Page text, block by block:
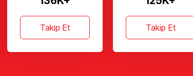
Takip Et Takip Et